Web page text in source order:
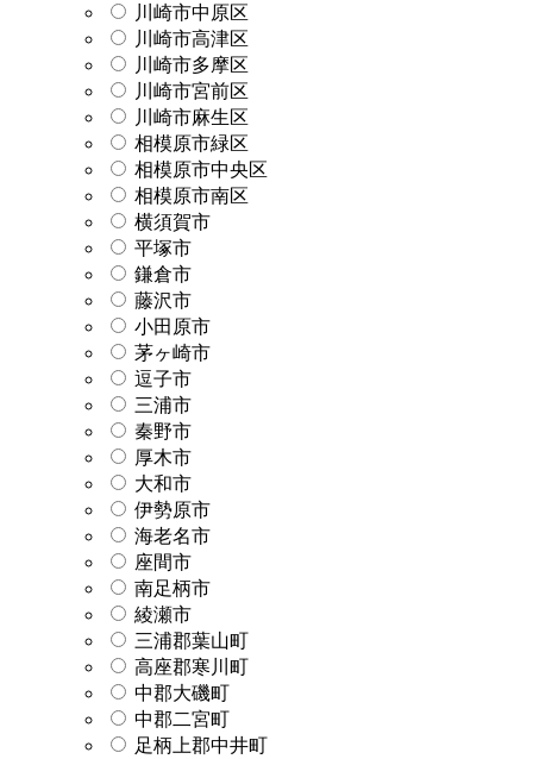
川崎市中原区
川崎市高津区
川崎市多摩区
川崎市宮前区
川崎市麻生区
相模原市緑区
相模原市中央区
相模原市南区
横須賀市
平塚市
鎌倉市
藤沢市
小田原市
茅ヶ崎市
逗子市
三浦市
秦野市
厚木市
大和市
伊勢原市
海老名市
座間市
南足柄市
綾瀬市
三浦郡葉山町
高座郡寒川町
中郡大磯町
中郡二宮町
足柄上郡中井町